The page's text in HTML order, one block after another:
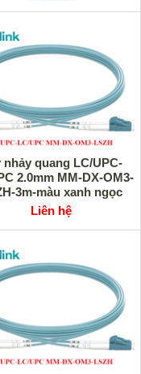
nhảy quang LC/UPC-
2.0mm MM-DX-OM3-
3m-màu xanh ngọc
UNI-10028 cao cấp
Liên hệ